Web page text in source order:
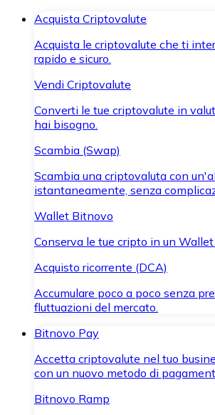
Acquista Criptovalute
Acquista le criptovalute che ti
rapido e sicuro.
Vendi Criptovalute
Converti le tue criptovalute in
hai bisogno.
Scambia (Swap)
Scambia una criptovaluta con
istantaneamente, senza
Wallet Bitnovo
Conserva le tue cripto in un
Acquisto ricorrente (DCA)
Accumulare poco a poco senza
fluttuazioni del mercato.
Bitnovo Pay
Accetta criptovalute nel tuo
con un nuovo metodo di
Bitnovo Ramp